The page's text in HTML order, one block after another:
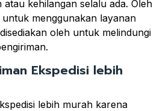
atau kehilangan selalu ada. Oleh
menggunakan layanan
oleh untuk melindungi
Ekspedisi lebih
lebih murah karena